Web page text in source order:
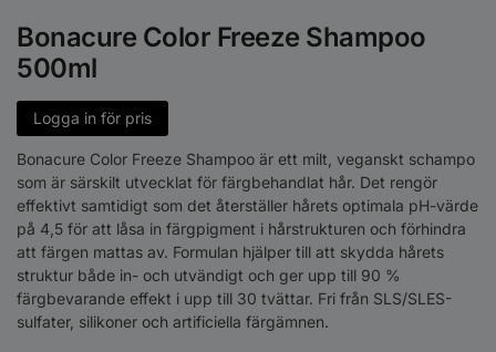
Bonacure Color Freeze Shampoo
500ml
Logga in för pris
Bonacure Color Freeze Shampoo är ett milt, veganskt schampo
som är särskilt utvecklat för färgbehandlat hår. Det rengör
effektivt samtidigt som det återställer hårets optimala pH-värde
på 4,5 för att låsa in färgpigment i hårstrukturen och förhindra
att färgen mattas av. Formulan hjälper till att skydda hårets
struktur både in- och utvändigt och ger upp till 90 %
färgbevarande effekt i upp till 30 tvättar. Fri från SLS/SLES-
sulfater, silikoner och artificiella färgämnen.